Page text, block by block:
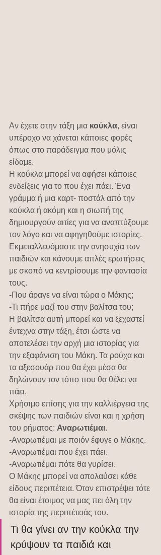
Αν έχετε στην τάξη μια κούκλα, είναι
υπέροχο να χάνεται κάποιες φορές
όπως στο παράδειγμα που μόλις
είδαμε.
Η κούκλα μπορεί να αφήσει κάποιες
ενδείξεις για το που έχει πάει. Ένα
γράμμα ή μια καρτ- ποστάλ από την
κούκλα ή ακόμη και η σιωπή της
δημιουργούν αιτίες για να αναπτύξουμε
τον λόγο και να αφηγηθούμε ιστορίες.
Εκμεταλλευόμαστε την ανησυχία των
παιδιών και κάνουμε απλές ερωτήσεις
με σκοπό να κεντρίσουμε την φαντασία
τους.
-Που άραγε να είναι τώρα ο Μάκης;
-Τι πήρε μαζί του στην βαλίτσα του;
Η βαλίτσα αυτή μπορεί και να ξεχαστεί
έντεχνα στην τάξη, έτσι ώστε να
αποτελέσει την αρχή μια ιστορίας για
την εξαφάνιση του Μάκη. Τα ρούχα και
τα αξεσουάρ που θα έχει μέσα θα
δηλώνουν τον τόπο που θα θέλει να
πάει.
Χρήσιμο επίσης για την καλλιέργεια της
σκέψης των παιδιών είναι και η χρήση
του ρήματος: Αναρωτιέμαι.
-Αναρωτιέμαι με ποιόν έφυγε ο Μάκης.
-Αναρωτιέμαι που έχει πάει.
-Αναρωτιέμαι πότε θα γυρίσει.
Ο Μάκης μπορεί να απολαύσει κάθε
είδους περιπέτεια. Όταν επιστρέψει τότε
θα είναι έτοιμος να μας πει όλη την
ιστορία της περιπέτειάς του.
Τι θα γίνει αν την κούκλα την
κρύψουν τα παιδιά και